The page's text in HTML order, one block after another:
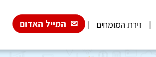
זירת המומחים המייל האדום